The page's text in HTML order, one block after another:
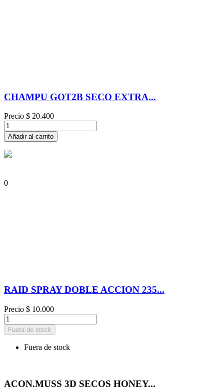
CHAMPU GOT2B SECO EXTRA...
Precio $ 20.400
Añadir al carrito
0
RAID SPRAY DOBLE ACCION 235...
Precio $ 10.000
Fuera de stock
Fuera de stock
ACON.MUSS 3D SECOS HONEY...